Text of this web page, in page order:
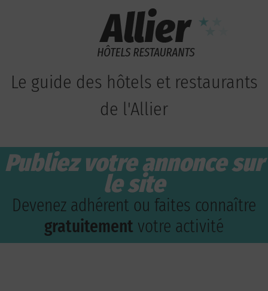
Le guide des hôtels et restaurants
de l'Allier
Publiez votre annonce sur
le site
Devenez adhérent ou faites connaître
gratuitement votre activité